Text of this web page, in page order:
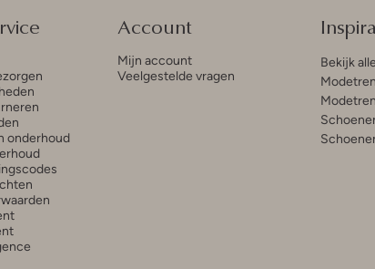
onderhoud
Account
Mijn account
Veelgestelde vragen
Bekijk